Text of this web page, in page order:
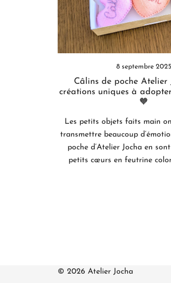
8 septembre 2025
Câlins de poche Atelier
créations uniques à
🧡
Les petits objets faits main
transmettre beaucoup
poche d’Atelier Jocha en
petits cœurs en feutrine
© 2026 Atelier Jocha